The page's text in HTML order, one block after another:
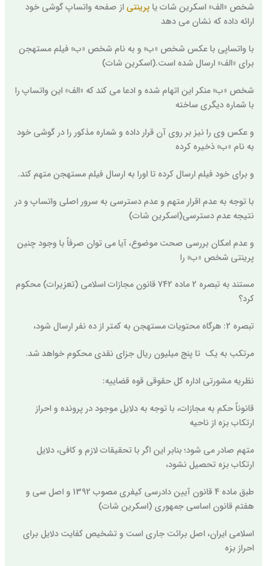
شخص «الف» اسکرین شات یا پرینتی از صفحه واتساپ گوشی خود
ارائه داده که نشان می دهد
با واتساپی با عکس شخص «ب» و به نام شخص «ب» فیلم مستهجن
برای «الف» ارسال شده است.(اسکرین شات)
شخص «ب» منکر این اتهام شده و ادعا می کند که «الف» این واتساپ را
با شماره دیگری ساخته
و عکس وی را نیز بر روی آن قرار داده و شماره مذکور را در گوشی خود
به نام «ب» ذخیره کرده
و برای خود فیلم ارسال کرده تا اورا به ارسال فیلم مستهجن متهم کند.
با توجه به عدم اقرار متهم و عدم دسترسی به سرور اصلی واتساپ و در
نتیجه عدم دسترسی(اسکرین شات)
و عدم امکان بررسی صحت موضوع، آیا می توان صرفاً با وجود چنین
پرینتی شخص «ب» را
مستند به تبصره 2 ماده 742 قانون مجازات اسلامی (تعزیرات) محکوم
کرد؟
تبصره 2: هرگاه محتویات مستهجن به کمتر از ده نفر ارسال شود،
مرتکب به یک تا پنج میلیون ریال جزای نقدی محکوم خواهد شد.
نظریه مشورتی اداره کل حقوقی قوه قضاییه:
قانوناً حکم به مجازات، با توجه به دلایل موجود در پرونده و احراز
ارتکاب بزه از ناحیه
متهم صادر می شود؛ بنابر این اگر با تحقیقات لازم و کافی، دلایل
ارتکاب بزه تحصیل نشود،
طبق ماده 4 قانون آیین دادرسی کیفری مصوب 1392 و اصل سی و
هفتم قانون اساسی جمهوری (اسکرین شات)
اسلامی ایران، اصل برائت جاری است و تشخیص کفایت دلایل برای
احراز بزه